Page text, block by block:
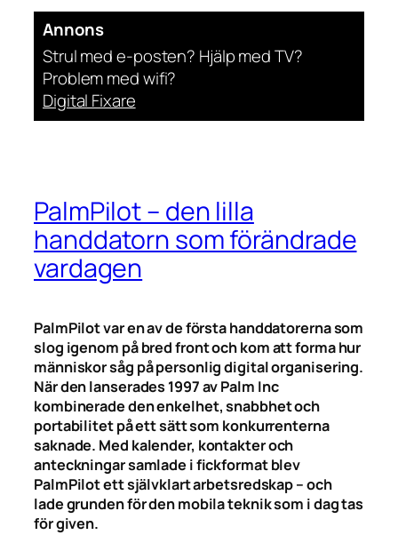
Annons
Strul med e-posten? Hjälp med TV?
Problem med wifi?
Digital Fixare
PalmPilot – den lilla
handdatorn som förändrade
vardagen
PalmPilot var en av de första handdatorerna som
slog igenom på bred front och kom att forma hur
människor såg på personlig digital organisering.
När den lanserades 1997 av Palm Inc
kombinerade den enkelhet, snabbhet och
portabilitet på ett sätt som konkurrenterna
saknade. Med kalender, kontakter och
anteckningar samlade i fickformat blev
PalmPilot ett självklart arbetsredskap – och
lade grunden för den mobila teknik som i dag tas
för given.